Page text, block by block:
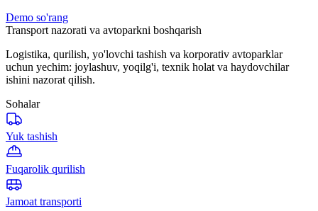
Demo so'rang
Transport nazorati va avtoparkni boshqarish
Logistika, qurilish, yo'lovchi tashish va korporativ avtoparklar
uchun yechim: joylashuv, yoqilg'i, texnik holat va haydovchilar
ishini nazorat qilish.
Sohalar
Yuk tashish
Fuqarolik qurilish
Jamoat transporti